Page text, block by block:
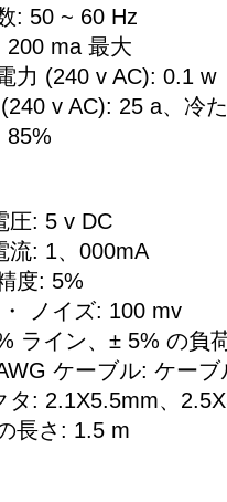
: 50 ~ 60 Hz
200 ma 最大
力 (240 v AC): 0.1 w
v AC): 25 a、冷
85%
圧: 5 v DC
流: 1、000mA
度: 5%
ノイズ: 100 mv
ライン、± 5% の負
ケーブル: ケーブ
タ: 2.1X5.5mm、
長さ: 1.5 m